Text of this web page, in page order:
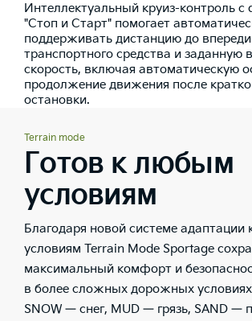
Интеллектуальный круиз-контроль с
"Стоп и Старт" помогает
поддерживать дистанцию до
транспортного средства и заданную
скорость, включая автоматическую
продолжение движения после
остановки.
Terrain mode
Готов к любым
условиям
Благодаря новой системе
условиям Terrain Mode Sportage
максимальный комфорт и
в более сложных дорожных
SNOW — снег, MUD — грязь, SAND —